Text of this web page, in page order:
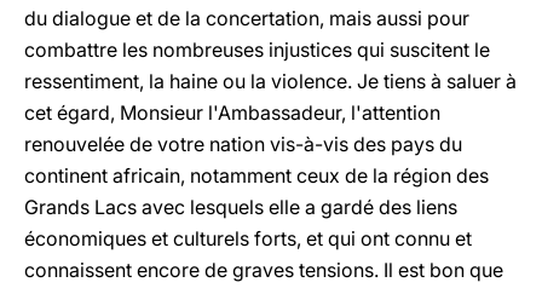
du dialogue et de la concertation, mais aussi pour
combattre les nombreuses injustices qui suscitent le
ressentiment, la haine ou la violence. Je tiens à saluer à
cet égard, Monsieur l'Ambassadeur, l'attention
renouvelée de votre nation vis-à-vis des pays du
continent africain, notamment ceux de la région des
Grands Lacs avec lesquels elle a gardé des liens
économiques et culturels forts, et qui ont connu et
connaissent encore de graves tensions. Il est bon que